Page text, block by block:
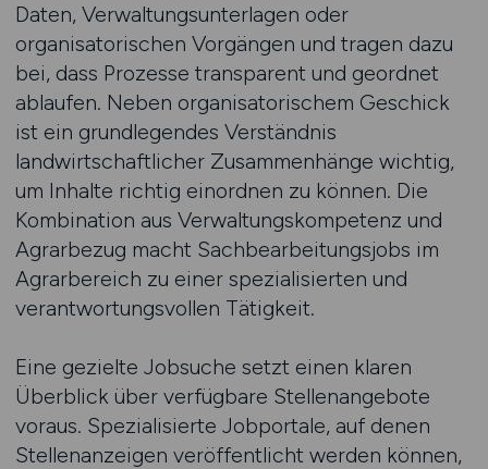
Daten, Verwaltungsunterlagen oder
organisatorischen Vorgängen und tragen dazu
bei, dass Prozesse transparent und geordnet
ablaufen. Neben organisatorischem Geschick
ist ein grundlegendes Verständnis
landwirtschaftlicher Zusammenhänge wichtig,
um Inhalte richtig einordnen zu können. Die
Kombination aus Verwaltungskompetenz und
Agrarbezug macht Sachbearbeitungsjobs im
Agrarbereich zu einer spezialisierten und
verantwortungsvollen Tätigkeit.
Eine gezielte Jobsuche setzt einen klaren
Überblick über verfügbare Stellenangebote
voraus. Spezialisierte Jobportale, auf denen
Stellenanzeigen veröffentlicht werden können,